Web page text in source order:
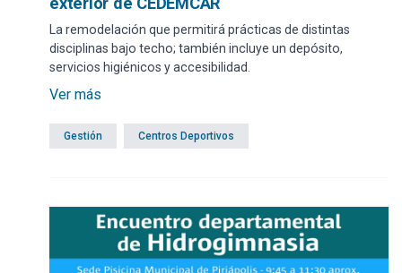
La remodelación que permitirá prácticas de distintas
disciplinas bajo techo; también incluye un depósito,
servicios higiénicos y accesibilidad.
Ver más
Gestión Centros Deportivos